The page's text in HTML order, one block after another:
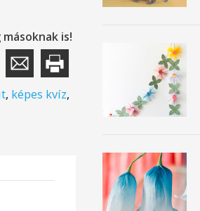
is!
, képes kvíz,